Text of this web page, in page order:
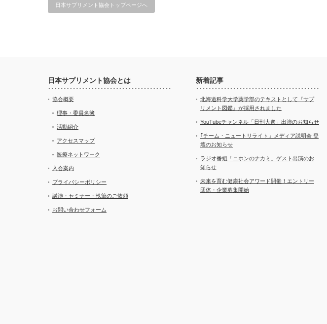
日本サプリメント協会トップページへ
日本サプリメント協会とは
協会概要
理事・委員名簿
活動紹介
アクセスマップ
医療ネットワーク
入会案内
プライバシーポリシー
講演・セミナー・執筆のご依頼
お問い合わせフォーム
新着記事
北海道科学大学薬学部のテキストとして『サプ
リメント図鑑』が採用されました
YouTubeチャンネル「日刊大衆」出演のお知らせ
｢チーム・ニュートリライト」メディア説明会 登
壇のお知らせ
ラジオ番組「ニホンのナカミ」ゲスト出演のお
知らせ
未来を育む健康社会アワード開催！エントリー
団体・企業募集開始